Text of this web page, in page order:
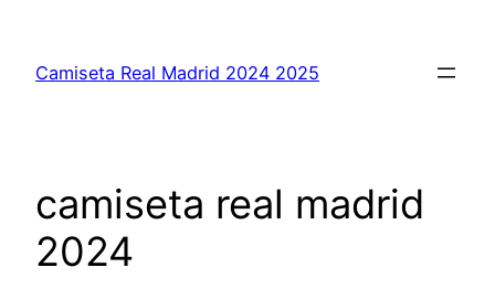
contenido
Camiseta Real Madrid 2024 2025
camiseta real madrid
2024